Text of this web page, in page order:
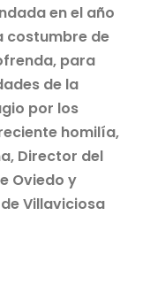
en el año
costumbre de
para
de la
por los
homilía,
Director del
Oviedo y
Villaviciosa